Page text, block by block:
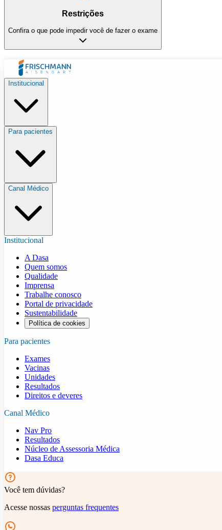
Restrições
Confira o que pode impedir você de fazer o exame
Institucional
Para pacientes
Canal Médico
Institucional
A Dasa
Quem somos
Qualidade
Imprensa
Trabalhe conosco
Portal de privacidade
Sustentabilidade
Política de cookies
Para pacientes
Exames
Vacinas
Unidades
Resultados
Direitos e deveres
Canal Médico
Nav Pro
Resultados
Núcleo de Assessoria Médica
Dasa Educa
Você tem dúvidas?
Acesse nossas perguntas frequentes